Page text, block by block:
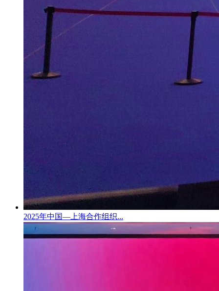
2025年中国—上海合作组织...